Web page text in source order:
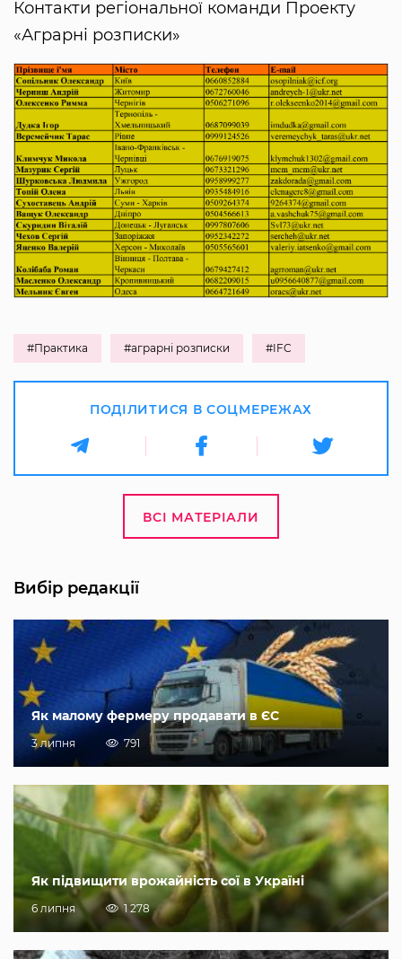
Контакти регіональної команди Проекту
«Аграрні розписки»
#Практика #аграрні розписки #IFC
ПОДІЛИТИСЯ В СОЦМЕРЕЖАХ
ВСІ МАТЕРІАЛИ
Вибір редакції
Як малому фермеру продавати в ЄС
3 липня 791
Як підвищити врожайність сої в Україні
6 липня 1 278